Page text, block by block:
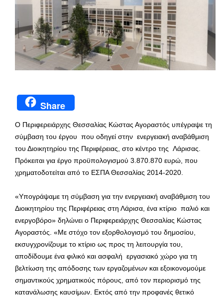
Share
Ο Περιφερειάρχης Θεσσαλίας Κώστας Αγοραστός υπέγραψε τη
σύμβαση του έργου που οδηγεί στην ενεργειακή αναβάθμιση
του Διοικητηρίου της Περιφέρειας, στο κέντρο της Λάρισας.
Πρόκειται για έργο προϋπολογισμού 3.870.870 ευρώ, που
χρηματοδοτείται από το ΕΣΠΑ Θεσσαλίας 2014-2020.
«Υπογράψαμε τη σύμβαση για την ενεργειακή αναβάθμιση του
Διοικητηρίου της Περιφέρειας στη Λάρισα, ένα κτίριο παλιό και
ενεργοβόρο» δηλώνει ο Περιφερειάρχης Θεσσαλίας Κώστας
Αγοραστός. «Με στόχο τον εξορθολογισμό του δημοσίου,
εκσυγχρονίζουμε το κτίριο ως προς τη λειτουργία του,
αποδίδουμε ένα φιλικό και ασφαλή εργασιακό χώρο για τη
βελτίωση της απόδοσης των εργαζομένων και εξοικονομούμε
σημαντικούς χρηματικούς πόρους, από τον περιορισμό της
κατανάλωσης καυσίμων. Εκτός από την προφανές θετικό